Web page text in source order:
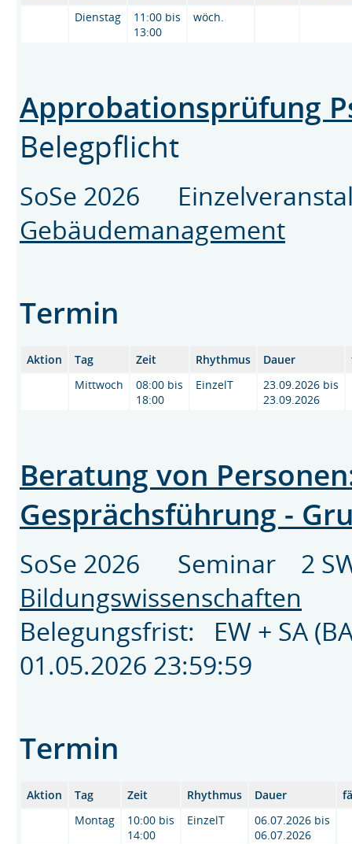
Dienstag
11:00 bis
13:00
wöch.
Approbationsprüfung
Belegpflicht
SoSe 2026
Gebäudemanagement
Termin
Aktion Tag Zeit Rhythmus Dauer
Mittwoch
08:00 bis
18:00
EinzelT
23.09.2026 bis
23.09.2026
Beratung von
Gesprächsführung -
SoSe 2026 Seminar 2
Bildungswissenschaften
Belegungsfrist: EW + SA
01.05.2026 23:59:59
Termin
Aktion Tag Zeit Rhythmus Dauer
Montag
10:00 bis
14:00
EinzelT
06.07.2026 bis
06.07.2026